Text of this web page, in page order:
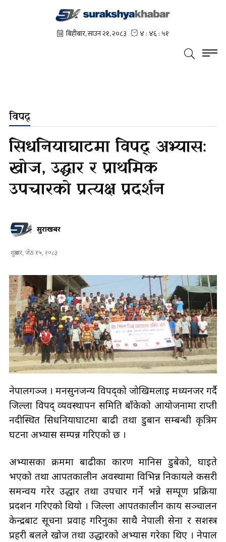
विपद्
सिधनियाघाटमा विपद् अभ्यास:
खोज, उद्धार र प्राथमिक
उपचारको प्रत्यक्ष प्रदर्शन
सुरक्षाखबर
शुक्रबार, जेठ १५, २०८३
नेपालगञ्ज । मनसुनजन्य विपद्को जोखिमलाई मध्यनजर गर्दै
जिल्ला विपद् व्यवस्थापन समिति बाँकेको आयोजनामा राप्ती
नदीस्थित सिधनियाघाटमा बाढी तथा डुबान सम्बन्धी कृत्रिम
घटना अभ्यास सम्पन्न गरिएको छ ।
अभ्यासका क्रममा बाढीका कारण मानिस डुबेको, घाइते
भएको तथा आपतकालीन अवस्थामा विभिन्न निकायले कसरी
समन्वय गरेर उद्धार तथा उपचार गर्ने भन्ने सम्पूर्ण प्रक्रिया
प्रदर्शन गरिएको थियो । जिल्ला आपतकालीन कार्य सञ्चालन
केन्द्रबाट सूचना प्रवाह गरिनुका साथै नेपाली सेना र सशस्त्र
प्रहरी बलले खोज तथा उद्धारको अभ्यास गरेका थिए । नेपाल